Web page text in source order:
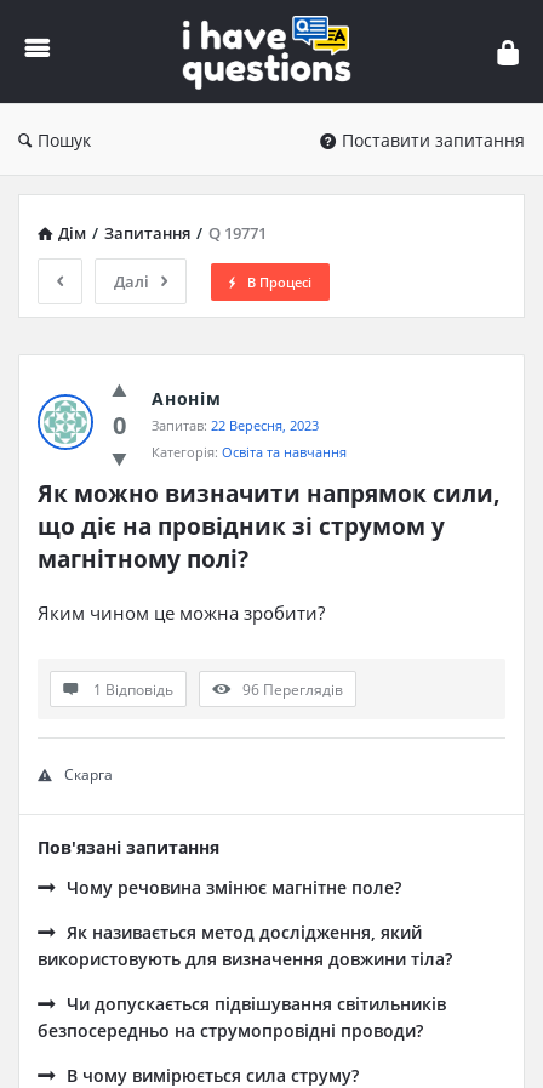
iHaveQuestions
Пошук Поставити запитання
Дім / Запитання / Q 19771
Далі В Процесі
0
Анонім
Запитав: 22 Вересня, 2023
Категорія: Освіта та навчання
Як можно визначити напрямок сили,
що діє на провідник зі струмом у
магнітному полі?​
Яким чином це можна зробити?
1 Відповідь 96 Переглядів
Скарга
Пов'язані запитання
Чому речовина змінює магнітне поле?
Як називається метод дослідження, який
використовують для визначення довжини тіла?
Чи допускається підвішування світильників
безпосередньо на струмопровідні проводи?
В чому вимірюється сила струму?